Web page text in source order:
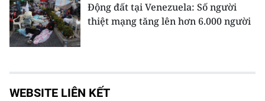
Động đất tại Venezuela: Số người
thiệt mạng tăng lên hơn 6.000 người
WEBSITE LIÊN KẾT